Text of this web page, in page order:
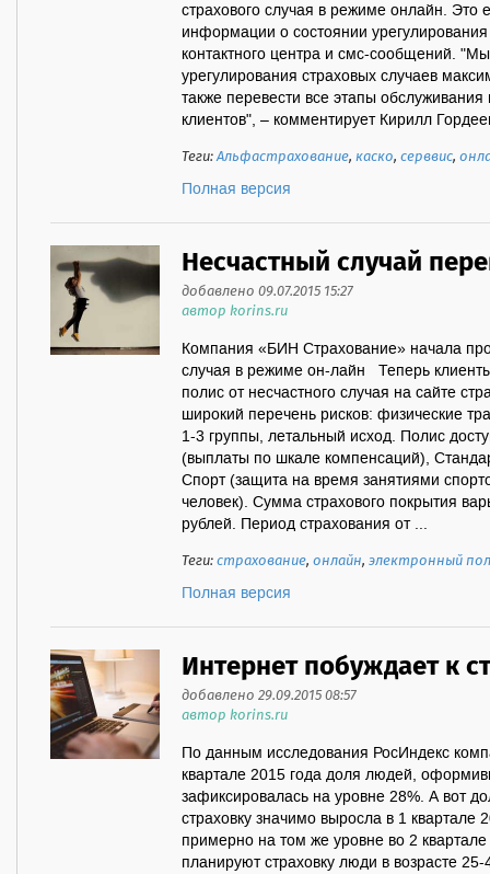
страхового случая в режиме онлайн. Это
информации о состоянии
контактного центра и смс-сообщений.
урегулирования страховых случаев
также перевести все этапы
клиентов", – комментирует Кирилл
Теги:Альфастрахование,каско,серввис,
Полная версия
Несчастный случай
добавлено 09.07.2015 15:27
автор korins.ru
Компания «БИН Страхование» начала
случая в режиме он-лайн Теперь
полис от несчастного случая на сайте
широкий перечень рисков: физические
1-3 группы, летальный исход. Полис
(выплаты по шкале компенсаций),
Спорт (защита на время занятиями
человек). Сумма страхового покрытия
рублей. Период страхования от ...
Теги:страхование,онлайн,электронный
Полная версия
Интернет побуждает к
добавлено 29.09.2015 08:57
автор korins.ru
По данным исследования РосИндекс
квартале 2015 года доля людей,
зафиксировалась на уровне 28%. А вот
страховку значимо выросла в 1 квартале
примерно на том же уровне во 2
планируют страховку люди в возрасте